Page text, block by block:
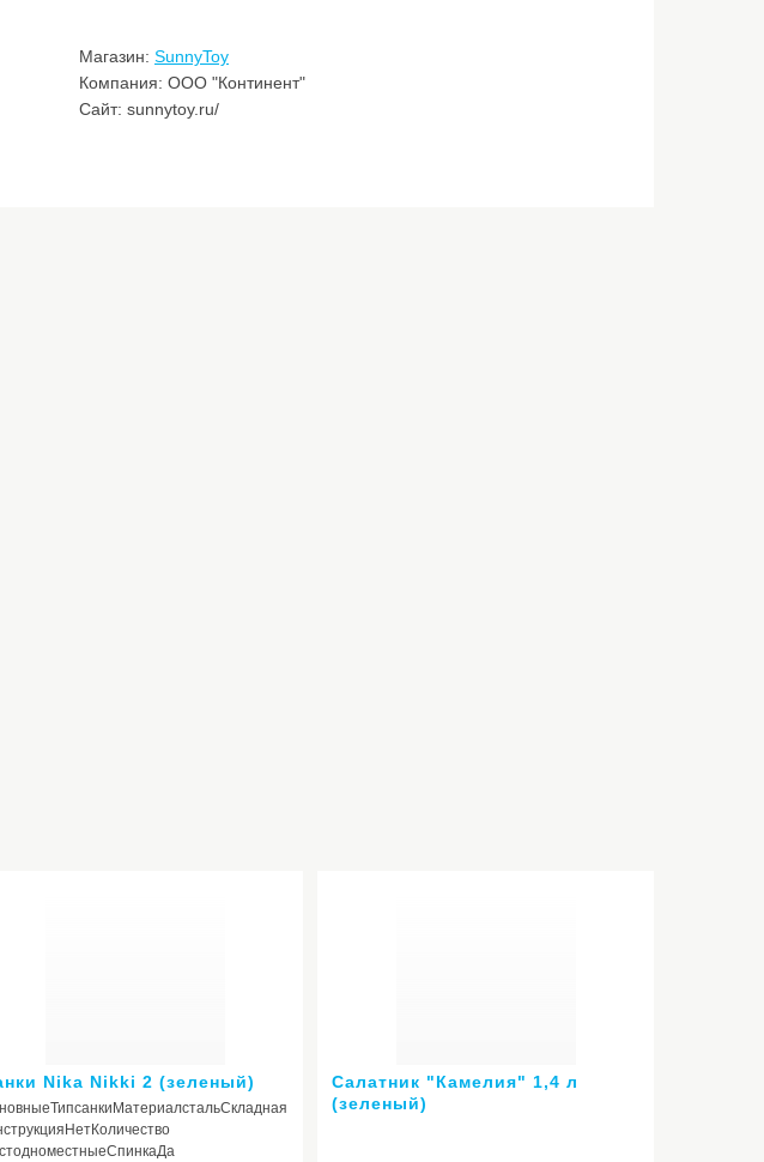
Магазин: SunnyToy
Компания: ООО "Континент"
Сайт: sunnytoy.ru/
Nika Nikki 2 (зеленый)
Салатник "Камелия" 1,4 л
(зеленый)